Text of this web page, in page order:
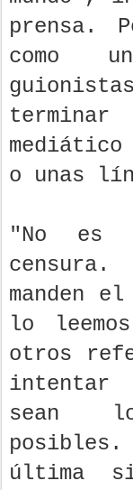
prensa.
como
o unas
"No es
manden
lo
otros
intentar
sean
última